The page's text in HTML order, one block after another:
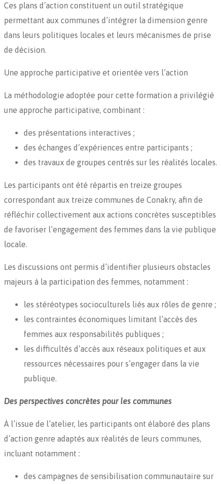
Ces plans d’action constituent un outil stratégique
permettant aux communes d’intégrer la dimension genre
dans leurs politiques locales et leurs mécanismes de prise
de décision.
Une approche participative et orientée vers l’action
La méthodologie adoptée pour cette formation a privilégié
une approche participative, combinant :
des présentations interactives ;
des échanges d’expériences entre participants ;
des travaux de groupes centrés sur les réalités locales.
Les participants ont été répartis en treize groupes
correspondant aux treize communes de Conakry, afin de
réfléchir collectivement aux actions concrètes susceptibles
de favoriser l’engagement des femmes dans la vie publique
locale.
Les discussions ont permis d’identifier plusieurs obstacles
majeurs à la participation des femmes, notamment :
les stéréotypes socioculturels liés aux rôles de genre ;
les contraintes économiques limitant l’accès des
femmes aux responsabilités publiques ;
les difficultés d’accès aux réseaux politiques et aux
ressources nécessaires pour s’engager dans la vie
publique.
Des perspectives concrètes pour les communes
À l’issue de l’atelier, les participants ont élaboré des plans
d’action genre adaptés aux réalités de leurs communes,
incluant notamment :
des campagnes de sensibilisation communautaire sur